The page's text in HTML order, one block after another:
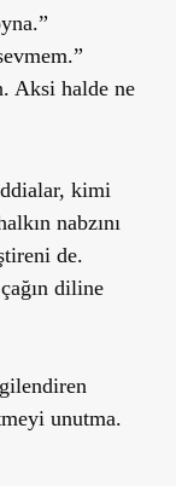
Aksi halde ne
kimi
nabzını
de.
diline
unutma.